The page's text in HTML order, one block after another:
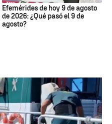
Efemérides de hoy 9 de agosto
de 2026: ¿Qué pasó el 9 de
agosto?